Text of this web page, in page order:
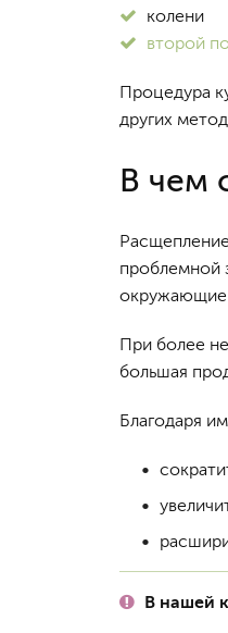
колени
второй
Процедура
других
В чем
проблемной
окружающие
При более
большая
Благодаря
В нашей